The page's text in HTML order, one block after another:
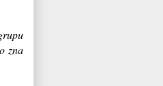
zna